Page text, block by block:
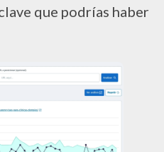
que podrías haber